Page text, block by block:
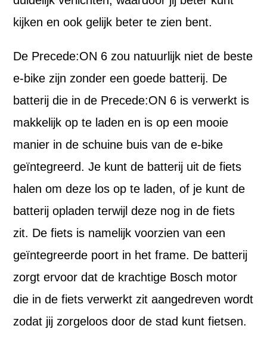
kijken en ook gelijk beter te zien bent.
De Precede:ON 6 zou natuurlijk niet de beste
e-bike zijn zonder een goede batterij. De
batterij die in de Precede:ON 6 is verwerkt is
makkelijk op te laden en is op een mooie
manier in de schuine buis van de e-bike
geïntegreerd. Je kunt de batterij uit de fiets
halen om deze los op te laden, of je kunt de
batterij opladen terwijl deze nog in de fiets
zit. De fiets is namelijk voorzien van een
geïntegreerde poort in het frame. De batterij
zorgt ervoor dat de krachtige Bosch motor
die in de fiets verwerkt zit aangedreven wordt
zodat jij zorgeloos door de stad kunt fietsen.